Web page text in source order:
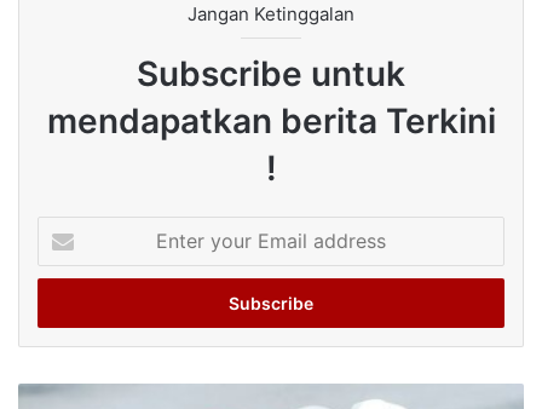
Jangan Ketinggalan
Subscribe untuk
mendapatkan berita Terkini
!
your
Email